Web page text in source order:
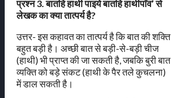
प्रश्न 3. बातहि हाथी पाइये बातहि हाथीपाँव’ से
लेखक का क्या तात्पर्य है?
उत्तर- इस कहावत का तात्पर्य है कि बात की शक्ति
बहुत बड़ी है। अच्छी बात से बड़ी-से-बड़ी चीज
(हाथी) भी प्राप्त की जा सकती है, जबकि बुरी बात
व्यक्ति को बड़े संकट (हाथी के पैर तले कुचलना)
में डाल सकती है।